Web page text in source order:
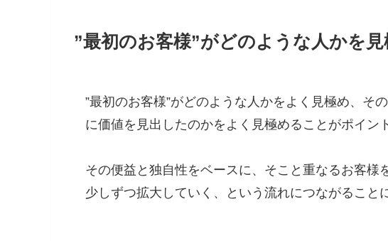
”最初のお客様”がどのような人かを見
”最初のお客様”がどのような人かをよく見極め、そ
に価値を見出したのかをよく見極めることがポイン
その便益と独自性をベースに、そこと重なるお客様
少しずつ拡大していく、という流れにつながること